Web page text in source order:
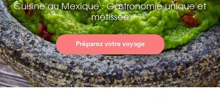
Cuisine au Mexique : Gastronomie unique et
métissée
Préparez votre voyage